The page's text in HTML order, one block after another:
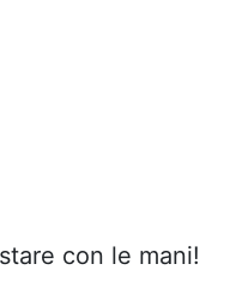
con le mani!